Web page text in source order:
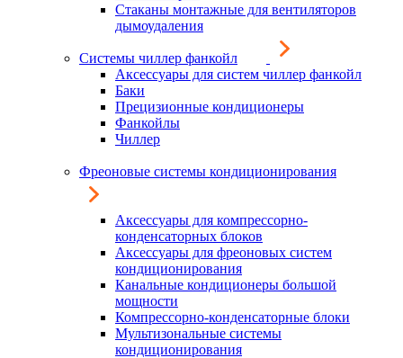
Стаканы монтажные для вентиляторов
дымоудаления
Системы чиллер фанкойл
Аксессуары для систем чиллер фанкойл
Баки
Прецизионные кондиционеры
Фанкойлы
Чиллер
Фреоновые системы кондиционирования
Аксессуары для компрессорно-
конденсаторных блоков
Аксессуары для фреоновых систем
кондиционирования
Канальные кондиционеры большой
мощности
Компрессорно-конденсаторные блоки
Мультизональные системы
кондиционирования